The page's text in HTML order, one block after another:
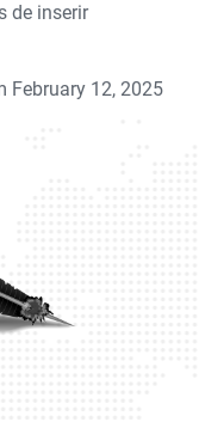
de inserir
February 12, 2025